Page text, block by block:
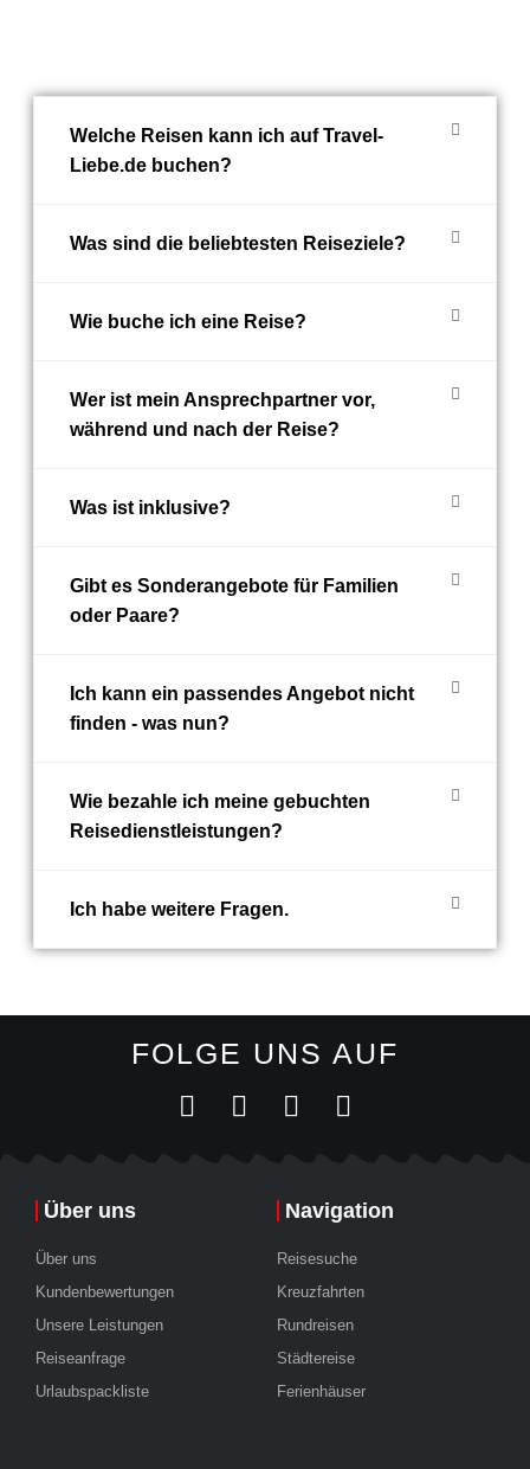
Welche Reisen kann ich auf Travel-
Liebe.de buchen?
Was sind die beliebtesten Reiseziele?
Wie buche ich eine Reise?
Wer ist mein Ansprechpartner vor,
während und nach der Reise?
Was ist inklusive?
Gibt es Sonderangebote für Familien
oder Paare?
Ich kann ein passendes Angebot nicht
finden - was nun?
Wie bezahle ich meine gebuchten
Reisedienstleistungen?
Ich habe weitere Fragen.
FOLGE UNS AUF
Über uns
Über uns
Kundenbewertungen
Unsere Leistungen
Reiseanfrage
Urlaubspackliste
Navigation
Reisesuche
Kreuzfahrten
Rundreisen
Städtereise
Ferienhäuser